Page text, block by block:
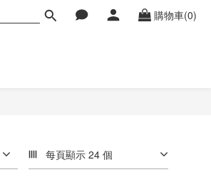
購物車(0)
每頁顯示 24 個